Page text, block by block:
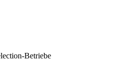
Betriebe